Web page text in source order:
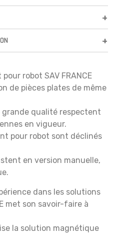
robot SAV FRANCE
de pièces plates de même
grande qualité respectent
en vigueur.
pour robot sont déclinés
en version manuelle,
dans les solutions
met son savoir-faire à
la solution magnétique